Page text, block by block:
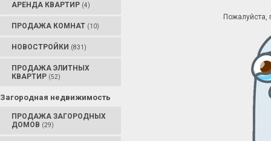
АРЕНДА КВАРТИР (4)
ПРОДАЖА КОМНАТ (10)
НОВОСТРОЙКИ (831)
ПРОДАЖА ЭЛИТНЫХ
КВАРТИР (52)
Загородная недвижимость
ПРОДАЖА ЗАГОРОДНЫХ
ДОМОВ (29)
Пожалуйста,